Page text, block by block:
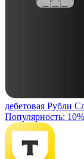
дебетовая Рубли
Популярность: 10%